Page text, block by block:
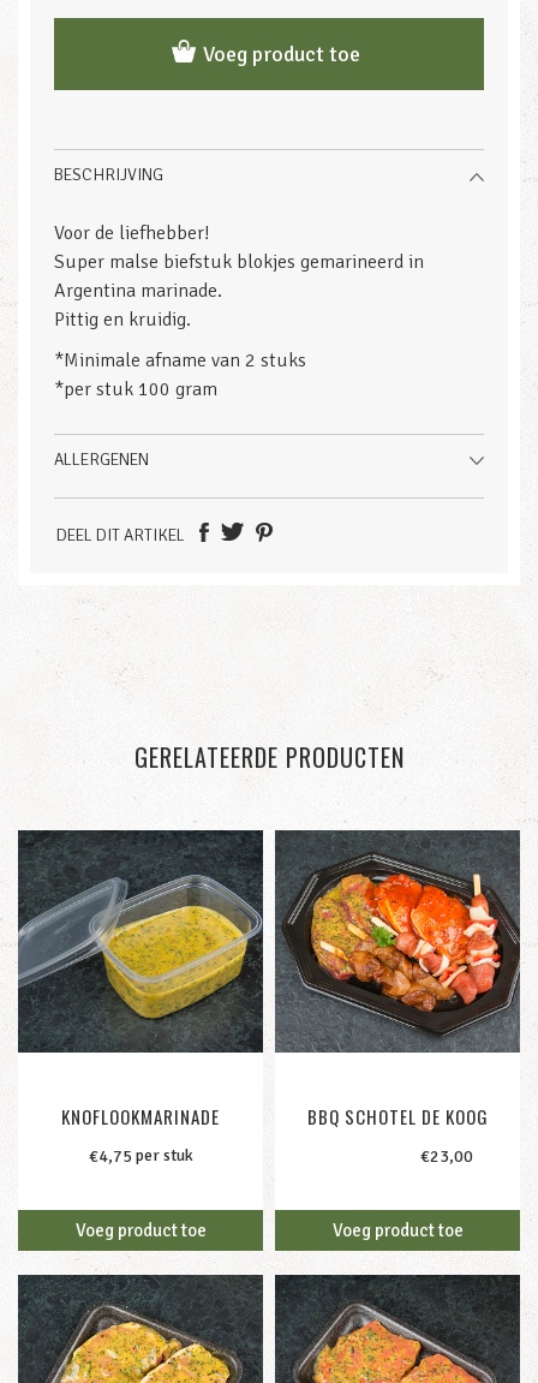
Voeg product toe
BESCHRIJVING
Voor de liefhebber!
Super malse biefstuk blokjes gemarineerd in
Argentina marinade.
Pittig en kruidig.
*Minimale afname van 2 stuks
*per stuk 100 gram
ALLERGENEN
DEEL DIT ARTIKEL
GERELATEERDE PRODUCTEN
KNOFLOOKMARINADE
€4,75 per stuk
Voeg product toe
BBQ SCHOTEL DE KOOG
€23,00
Voeg product toe